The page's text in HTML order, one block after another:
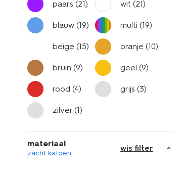
paars (21) wit(21)
blauw (19) multi(19)
beige (15) oranje(10)
bruin (9) geel(9)
rood (4) grijs(3)
zilver (1)
materiaal
zacht katoen
wis filter